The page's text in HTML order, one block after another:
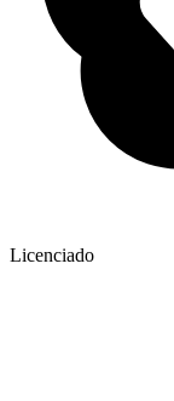
Licenciado